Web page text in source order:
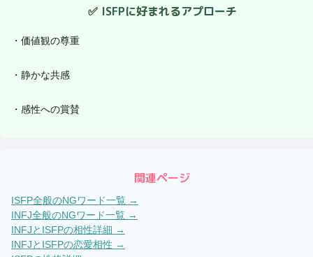
✅ ISFPに好まれるアプローチ
・ 価値観の尊重
・ 静かな共感
・ 感性への賞賛
関連ページ
ISFP全般のNGワード一覧 →
INFJ全般のNGワード一覧 →
INFJと ISFPの相性詳細 →
INFJと ISFPの恋愛相性 →